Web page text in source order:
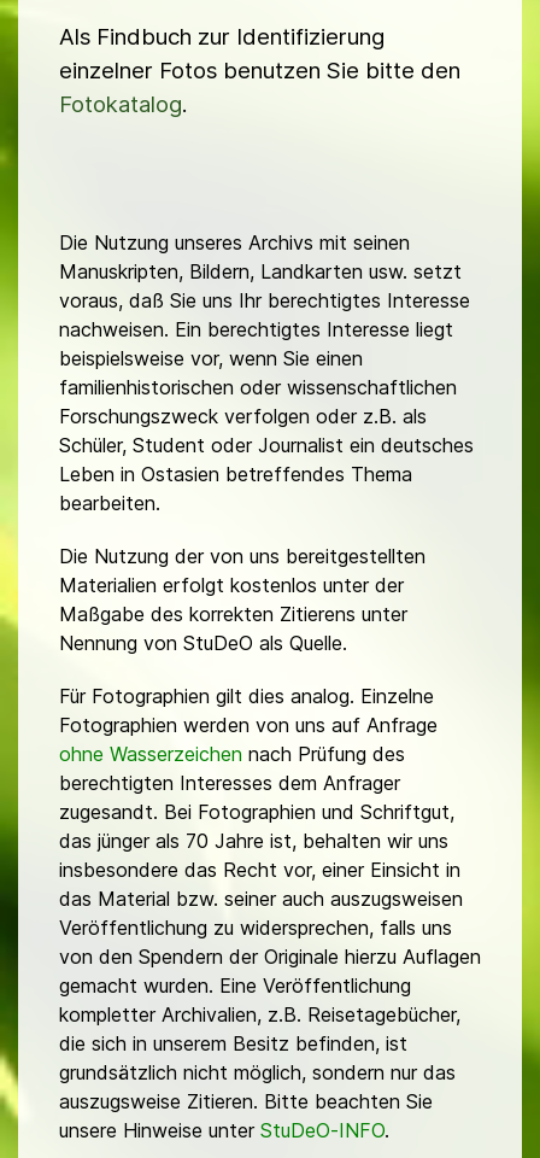
Als Findbuch zur Identifizierung
einzelner Fotos benutzen Sie bitte den
Fotokatalog.
Die Nutzung unseres Archivs mit seinen
Manuskripten, Bildern, Landkarten usw. setzt
voraus, daß Sie uns Ihr berechtigtes Interesse
nachweisen. Ein berechtigtes Interesse liegt
beispielsweise vor, wenn Sie einen
familienhistorischen oder wissenschaftlichen
Forschungszweck verfolgen oder z.B. als
Schüler, Student oder Journalist ein deutsches
Leben in Ostasien betreffendes Thema
bearbeiten.
Die Nutzung der von uns bereitgestellten
Materialien erfolgt kostenlos unter der
Maßgabe des korrekten Zitierens unter
Nennung von StuDeO als Quelle.
Für Fotographien gilt dies analog. Einzelne
Fotographien werden von uns auf Anfrage
ohne Wasserzeichen nach Prüfung des
berechtigten Interesses dem Anfrager
zugesandt. Bei Fotographien und Schriftgut,
das jünger als 70 Jahre ist, behalten wir uns
insbesondere das Recht vor, einer Einsicht in
das Material bzw. seiner auch auszugsweisen
Veröffentlichung zu widersprechen, falls uns
von den Spendern der Originale hierzu Auflagen
gemacht wurden. Eine Veröffentlichung
kompletter Archivalien, z.B. Reisetagebücher,
die sich in unserem Besitz befinden, ist
grundsätzlich nicht möglich, sondern nur das
auszugsweise Zitieren. Bitte beachten Sie
unsere Hinweise unter StuDeO-INFO.